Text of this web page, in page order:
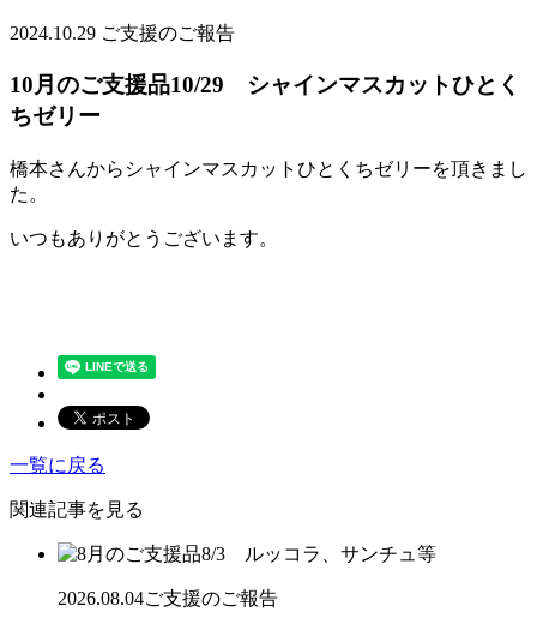
2024.10.29 ご支援のご報告
10月のご支援品10/29 シャインマスカットひとく
ちゼリー
橋本さんからシャインマスカットひとくちゼリーを頂きまし
た。
いつもありがとうございます。
一覧に戻る
関連記事を見る
2026.08.04ご支援のご報告